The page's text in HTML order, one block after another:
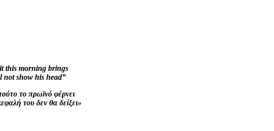
this morning brings
show his head”
το πρωϊνό φέρνει
του δεν θα δείξει»